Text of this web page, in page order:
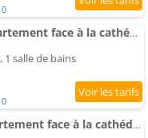
Aux 3 Maillets II Appartement face à la cathédrale
1 salle de bains
Aux 3 Maillets I Appartement face à la cathédrale